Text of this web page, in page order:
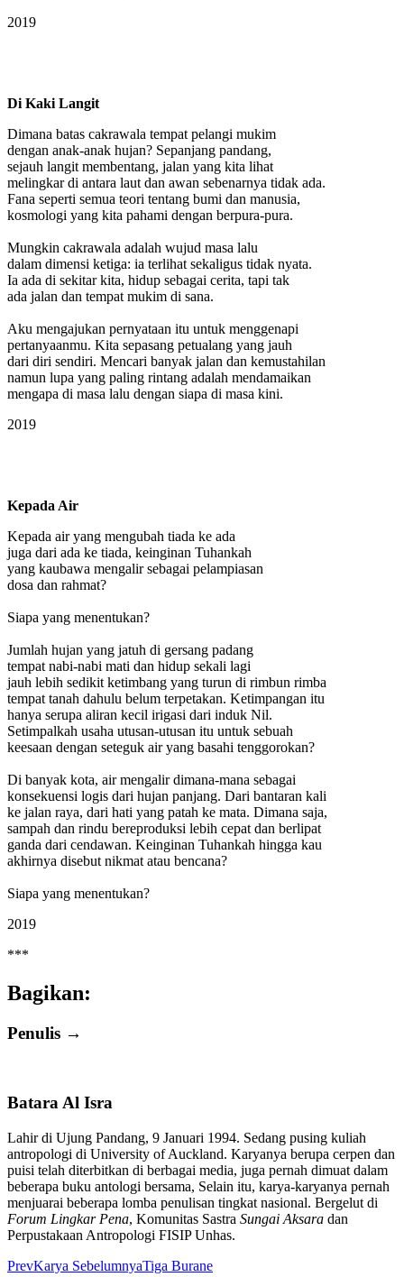
2019
Di Kaki Langit
Dimana batas cakrawala tempat pelangi mukim
dengan anak-anak hujan? Sepanjang pandang,
sejauh langit membentang, jalan yang kita lihat
melingkar di antara laut dan awan sebenarnya tidak ada.
Fana seperti semua teori tentang bumi dan manusia,
kosmologi yang kita pahami dengan berpura-pura.
Mungkin cakrawala adalah wujud masa lalu
dalam dimensi ketiga: ia terlihat sekaligus tidak nyata.
Ia ada di sekitar kita, hidup sebagai cerita, tapi tak
ada jalan dan tempat mukim di sana.
Aku mengajukan pernyataan itu untuk menggenapi
pertanyaanmu. Kita sepasang petualang yang jauh
dari diri sendiri. Mencari banyak jalan dan kemustahilan
namun lupa yang paling rintang adalah mendamaikan
mengapa di masa lalu dengan siapa di masa kini.
2019
Kepada Air
Kepada air yang mengubah tiada ke ada
juga dari ada ke tiada, keinginan Tuhankah
yang kaubawa mengalir sebagai pelampiasan
dosa dan rahmat?
Siapa yang menentukan?
Jumlah hujan yang jatuh di gersang padang
tempat nabi-nabi mati dan hidup sekali lagi
jauh lebih sedikit ketimbang yang turun di rimbun rimba
tempat tanah dahulu belum terpetakan. Ketimpangan itu
hanya serupa aliran kecil irigasi dari induk Nil.
Setimpalkah usaha utusan-utusan itu untuk sebuah
keesaan dengan seteguk air yang basahi tenggorokan?
Di banyak kota, air mengalir dimana-mana sebagai
konsekuensi logis dari hujan panjang. Dari bantaran kali
ke jalan raya, dari hati yang patah ke mata. Dimana saja,
sampah dan rindu bereproduksi lebih cepat dan berlipat
ganda dari cendawan. Keinginan Tuhankah hingga kau
akhirnya disebut nikmat atau bencana?
Siapa yang menentukan?
2019
***
Bagikan:
Penulis →
Batara Al Isra
Lahir di Ujung Pandang, 9 Januari 1994. Sedang pusing kuliah
antropologi di University of Auckland. Karyanya berupa cerpen dan
puisi telah diterbitkan di berbagai media, juga pernah dimuat dalam
beberapa buku antologi bersama, Selain itu, karya-karyanya pernah
menjuarai beberapa lomba penulisan tingkat nasional. Bergelut di
Forum Lingkar Pena, Komunitas Sastra Sungai Aksara dan
Perpustakaan Antropologi FISIP Unhas.
PrevKarya SebelumnyaTiga Burane